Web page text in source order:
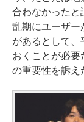
合わなかったと
乱期にユーザー
があるとして、
おくことが必要
の重要性を訴え